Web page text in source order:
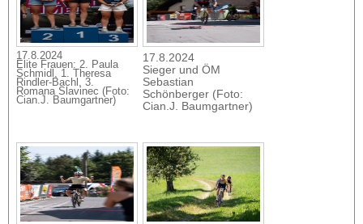
17.8.2024
Elite Frauen: 2. Paula
Schmidl, 1. Theresa
Rindler-Bachl, 3.
Romana Slavinec (Foto:
Cian.J. Baumgartner)
17.8.2024
Sieger und ÖM
Sebastian
Schönberger (Foto:
Cian.J. Baumgartner)